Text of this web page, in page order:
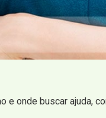
onde buscar ajuda,